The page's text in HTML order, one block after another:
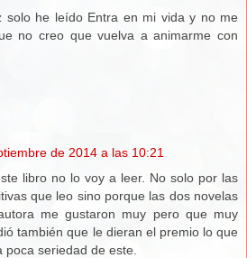
solo he leído Entra en mi vida y no me
no creo que vuelva a animarme con
de 2014 a las 10:21
libro no lo voy a leer. No solo por las
que leo sino porque las dos novelas
me gustaron muy pero que muy
también que le dieran el premio lo que
poca seriedad de este.